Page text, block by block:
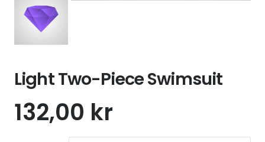
Light Two-Piece Swimsuit
132,00 kr